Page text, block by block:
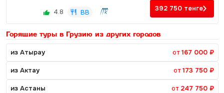
4.8 BB 392 750 тенге
Горящие туры в Грузию из других городов
из Атырау от 167 000 ₽
из Актау от 173 750 ₽
из Астаны от 247 750 ₽